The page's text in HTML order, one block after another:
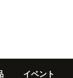
イベント